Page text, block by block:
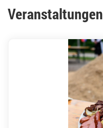
Veranstaltungen